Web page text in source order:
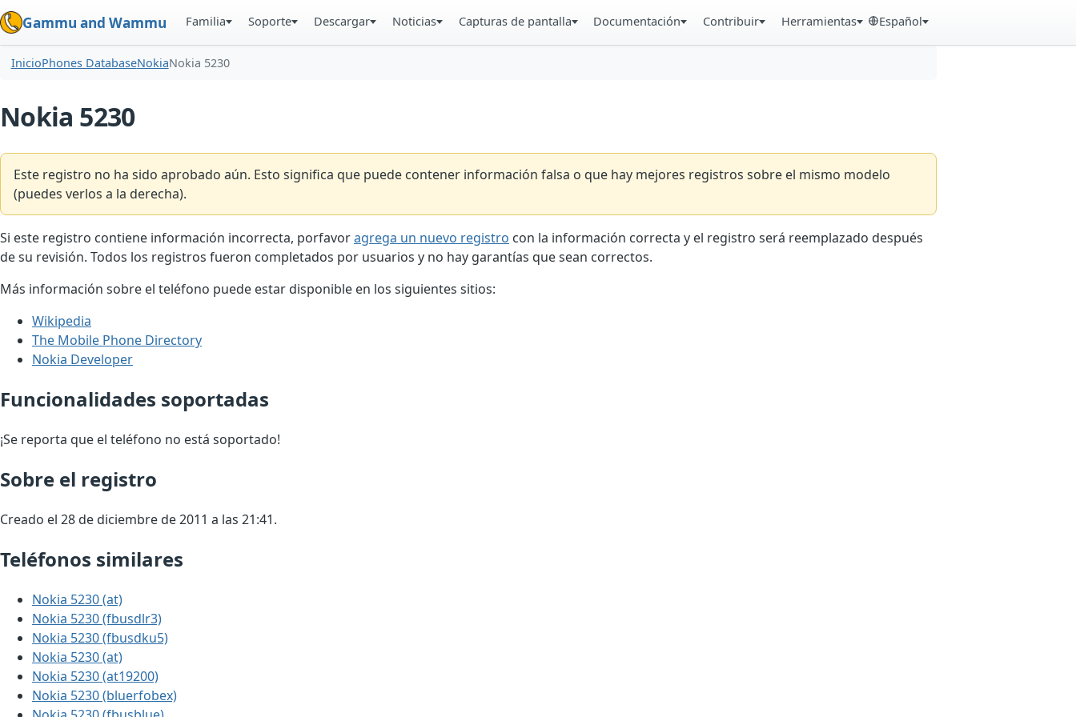
Gammu and Wammu Familia Soporte Descargar Noticias Capturas de pantalla Documentación Contribuir Herramientas Español
InicioPhones DatabaseNokiaNokia 5230
Nokia 5230
Este registro no ha sido aprobado aún. Esto significa que puede contener información falsa o que hay mejores registros sobre el mismo modelo
(puedes verlos a la derecha).
Si este registro contiene información incorrecta, porfavoragrega un nuevo registro con la información correcta y el registro será reemplazado después
de su revisión. Todos los registros fueron completados por usuarios y no hay garantías que sean correctos.
Más información sobre el teléfono puede estar disponible en los siguientes sitios:
Wikipedia
The Mobile Phone Directory
Nokia Developer
Funcionalidades soportadas
¡Se reporta que el teléfono no está soportado!
Sobre el registro
Creado el 28 de diciembre de 2011 a las 21:41.
Teléfonos similares
Nokia 5230 (at)
Nokia 5230 (fbusdlr3)
Nokia 5230 (fbusdku5)
Nokia 5230 (at)
Nokia 5230 (at19200)
Nokia 5230 (bluerfobex)